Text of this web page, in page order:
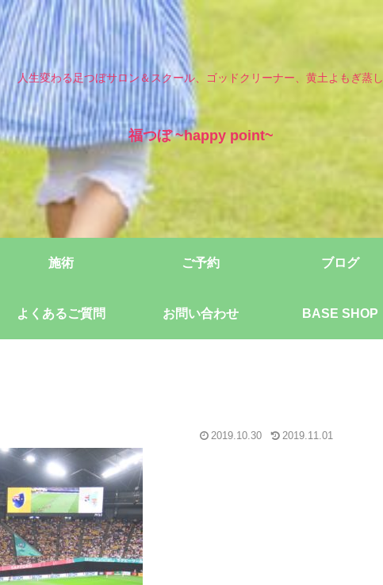
人生変わる足つぼサロン＆スクール、ゴッドクリーナー、黄土よもぎ蒸し
福つぼ ~happy point~
施術 ご予約 ブログ
よくあるご質問 お問い合わせ BASE SHOP
2019.10.30 2019.11.01